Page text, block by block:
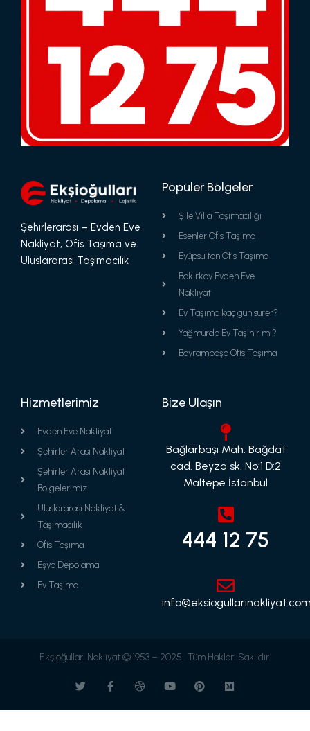
Şehirlerarası – Evden Eve
Nakliyat, Ofis Taşıma ve
Uluslararası Taşımacılık
Popüler Bölgeler
Şile Villa Taşımacılığı
Esenler Ofis Taşıma
Eyüpsultan Ofis Taşıma
Bakırköy Evden Eve
Nakliyat
Ev Taşıma kaç gün sürer?
Yağmurda Ev Taşınır mı?
Bayrampaşa Ofis Taşıma
Hizmetlerimiz
Evden Eve Nakliyat
Şehirler Arası Nakliyat
Şehirler Arası Nakliyat
Bölgelerimiz
Uluslararası Nakliyat &
Taşımacılık
Ofis Taşıma
Eşya Depolama
Ev Taşıma
Bize Ulaşın
Bağlarbaşı Mah. Bağdat
cad. Beyza sk. No:1 D:2
Maltepe İstanbul
444 12 75
Ekşioğulları Nakliyat © 1953 – 2025 . Tüm Hakları Saklıdır.